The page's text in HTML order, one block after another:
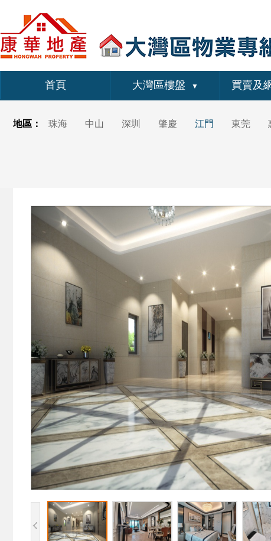
首頁 大灣區樓盤 ▼ 買賣及
地區： 珠海 中山 深圳 肇慶 江門 東莞